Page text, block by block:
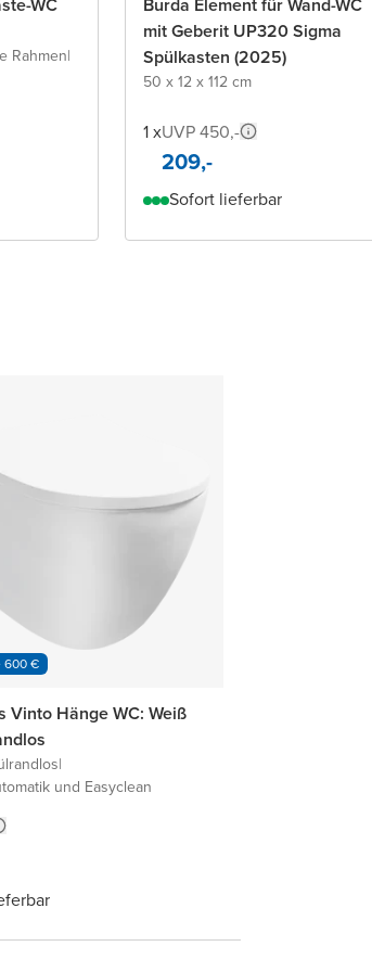
WC
Rahmen|
Burda Element für Wand-WC
mit Geberit UP320 Sigma
Spülkasten (2025)
50 x 12 x 112 cm
1 xUVP 450,-
209,-
Sofort lieferbar
600 €
Vinto Hänge WC: Weiß
|
und Easyclean